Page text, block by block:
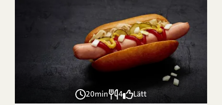
20min 4 Lätt